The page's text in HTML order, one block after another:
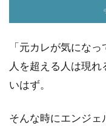
「元カレが気にな
人を超える人は現
いはず。
そんな時にエンジ